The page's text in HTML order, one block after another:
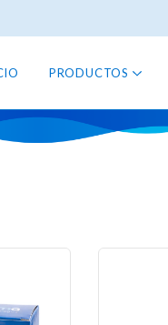
PRODUCTOS